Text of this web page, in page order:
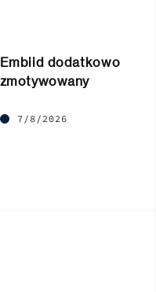
Embiid dodatkowo
zmotywowany
7/8/2026